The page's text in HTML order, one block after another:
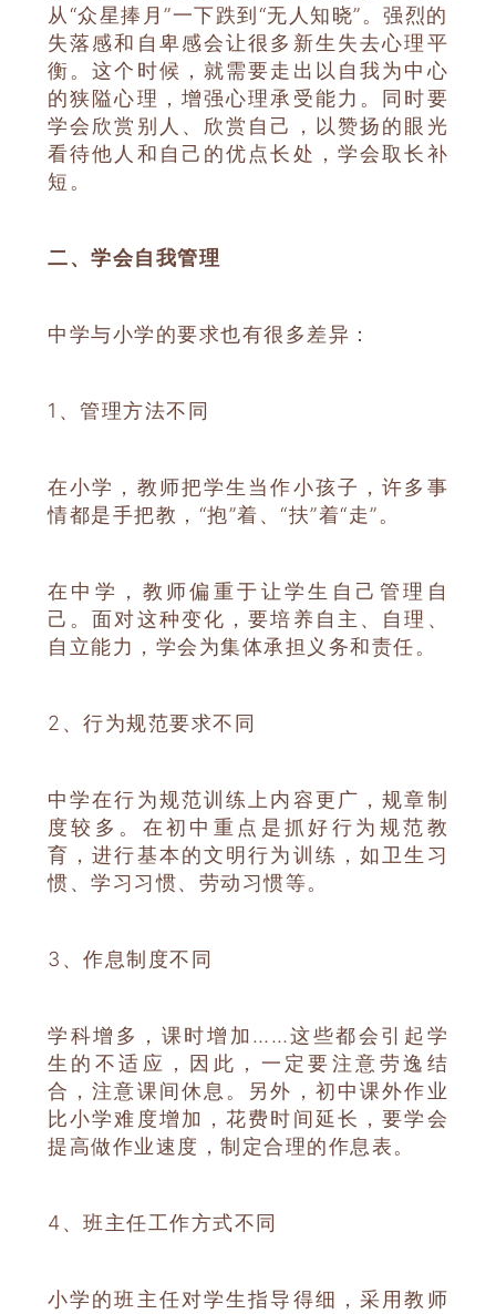
从“众星捧月”一下跌到“无人知晓”。强烈的
失落感和自卑感会让很多新生失去心理平
衡。这个时候，就需要走出以自我为中心
的狭隘心理，增强心理承受能力。同时要
学会欣赏别人、欣赏自己，以赞扬的眼光
看待他人和自己的优点长处，学会取长补
短。
二、学会自我管理
中学与小学的要求也有很多差异：
1、管理方法不同
在小学，教师把学生当作小孩子，许多事
情都是手把教，“抱”着、“扶”着“走”。
在中学，教师偏重于让学生自己管理自
己。面对这种变化，要培养自主、自理、
自立能力，学会为集体承担义务和责任。
2、行为规范要求不同
中学在行为规范训练上内容更广，规章制
度较多。在初中重点是抓好行为规范教
育，进行基本的文明行为训练，如卫生习
惯、学习习惯、劳动习惯等。
3、作息制度不同
学科增多，课时增加……这些都会引起学
生的不适应，因此，一定要注意劳逸结
合，注意课间休息。另外，初中课外作业
比小学难度增加，花费时间延长，要学会
提高做作业速度，制定合理的作息表。
4、班主任工作方式不同
小学的班主任对学生指导得细，采用教师